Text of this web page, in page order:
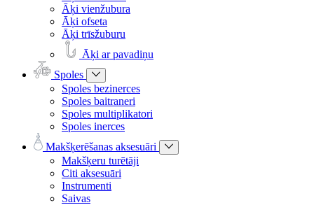
Āķi vienžubura
Āķi ofseta
Āķi trīsžuburu
Āķi ar pavadiņu
Spoles
Spoles bezinerces
Spoles baitraneri
Spoles multiplikatori
Spoles inerces
Makšķerēšanas aksesuāri
Makšķeru turētāji
Citi aksesuāri
Instrumenti
Saivas